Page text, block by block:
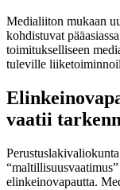
Medialiiton mukaan
kohdistuvat
toimitukselliseen
tuleville
vaatii
elinkeinovapautta.